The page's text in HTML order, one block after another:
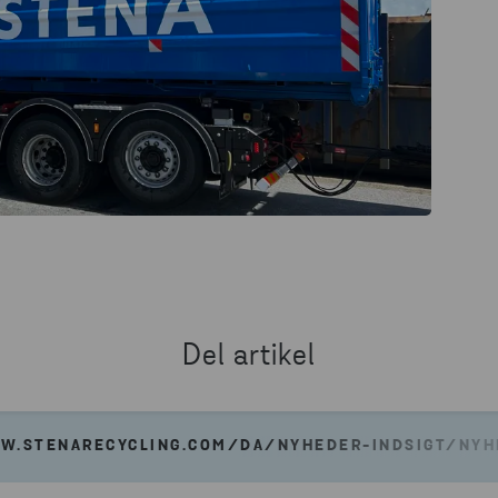
Del artikel
DA/NYHEDER-INDSIGT/